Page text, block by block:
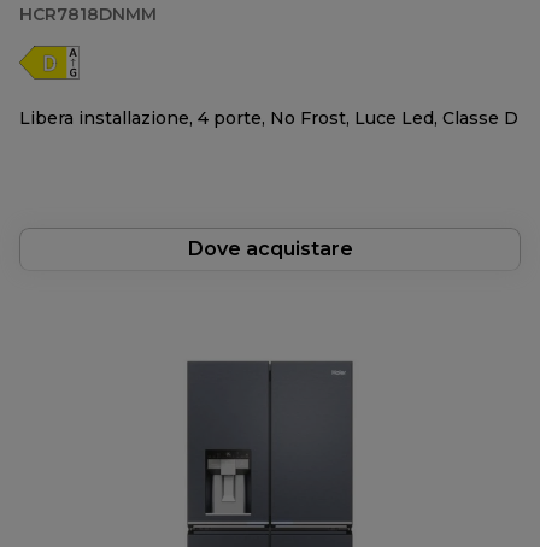
HCR7818DNMM
Libera installazione, 4 porte, No Frost, Luce Led, Classe D
Dove acquistare